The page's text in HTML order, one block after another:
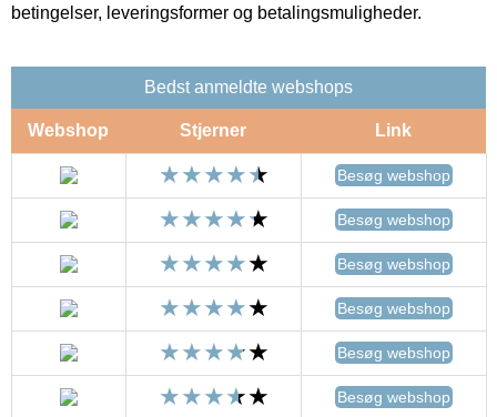
betingelser, leveringsformer og betalingsmuligheder.
Bedst anmeldte webshops
Webshop Stjerner Link
Besøg webshop
Besøg webshop
Besøg webshop
Besøg webshop
Besøg webshop
Besøg webshop